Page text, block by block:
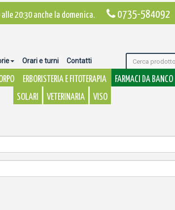
20:30 anche la domenica. 0735-584092
Orari e turni Contatti
ERBORISTERIA E FITOTERAPIA FARMACI DA BANCO
SOLARI
VETERINARIA VISO